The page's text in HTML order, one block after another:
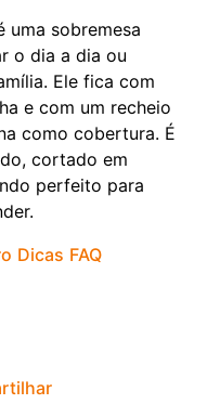
uma sobremesa
o dia a dia ou
Ele fica com
e com um recheio
como cobertura. É
cortado em
perfeito para
Dicas FAQ